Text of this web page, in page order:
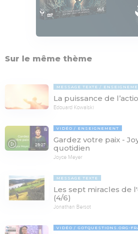
Sur le même thème
MESSAGE TEXTE
La puissance de
Edouard Kowalski
25:27
VIDÉO ENSEIGNEMENT
Gardez votre paix -
quotidien
Joyce Meyer
MESSAGE TEXTE
Les sept miracles de
(4/6)
Jonathan Bersot
VIDÉO GOTQUESTIONS.ORG-